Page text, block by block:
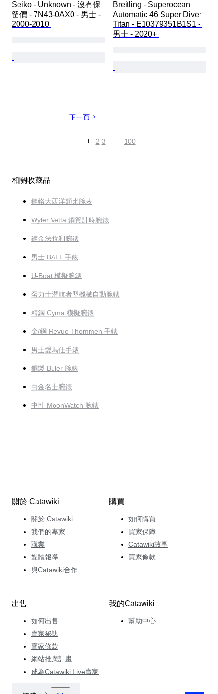
Seiko - Unknown - 沒有保
留價 - 7N43-0AX0 - 男士 -
2000-2010
Breitling - Superocean
Automatic 46 Super Diver
Titan - E10379351B1S1 -
男士 - 2020+
下一頁
1 2 3 … 100
相關收藏品
鍍鉻大西洋類比腕表
Wyler Vetta 鋼質計時腕錶
鍍金法拉利腕錶
男士 BALL 手錶
U-Boat 模擬腕錶
勞力士潛航者型機械自動腕錶
精鋼 Cyma 模擬腕錶
金/鋼 Revue Thommen 手錶
男士愛馬仕手錶
鋼製 Buler 腕錶
白金名士腕錶
中性 MoonWatch 腕錶
關於 Catawiki
關於 Catawiki
我們的專家
職業
媒體報導
與Catawiki合作
購買
如何購買
買家保障
Catawiki故事
買家條款
出售
如何出售
賣家祕訣
賣家條款
網站推廣計畫
成為Catawiki Live賣家
我的Catawiki
幫助中心